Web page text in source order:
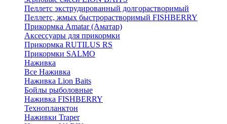
Пеллетс экструдированный долгорастворимый
Пеллетс, жмых быстрорастворимый FISHBERRY
Прикормка Amatar (Аматар)
Аксессуары для прикормки
Прикормка RUTILUS RS
Прикормки SALMO
Наживка
Все Наживка
Наживка Lion Baits
Бойлы рыболовные
Наживка FISHBERRY
Технопланктон
Наживки Traper